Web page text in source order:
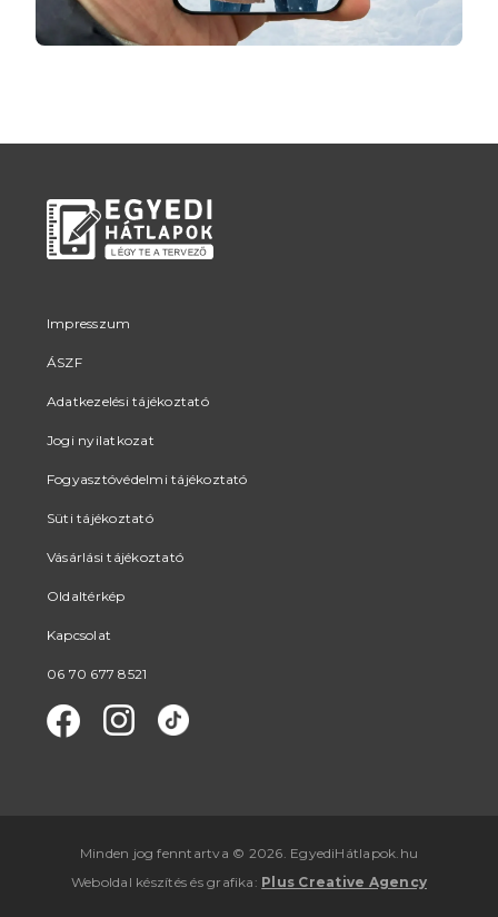
Impresszum
ÁSZF
Adatkezelési tájékoztató
Jogi nyilatkozat
Fogyasztóvédelmi tájékoztató
Süti tájékoztató
Vásárlási tájékoztató
Oldaltérkép
Kapcsolat
06 70 677 8521
Minden jog fenntartva © 2026. EgyediHátlapok.hu
Weboldal készítés ésgrafika : Plus Creative Agency